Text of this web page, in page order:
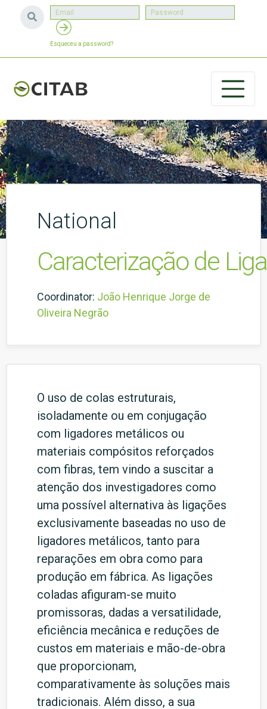
Esqueceu a password?
National
Caracterização de
Coordinator: João Henrique Jorge de
Oliveira Negrão
O uso de colas estruturais,
isoladamente ou em conjugação
com ligadores metálicos ou
materiais compósitos reforçados
com fibras, tem vindo a suscitar a
atenção dos investigadores como
uma possível alternativa às ligações
exclusivamente baseadas no uso de
ligadores metálicos, tanto para
reparações em obra como para
produção em fábrica. As ligações
coladas afiguram-se muito
promissoras, dadas a versatilidade,
eficiência mecânica e reduções de
custos em materiais e mão-de-obra
que proporcionam,
comparativamente às soluções mais
tradicionais. Além disso, a sua